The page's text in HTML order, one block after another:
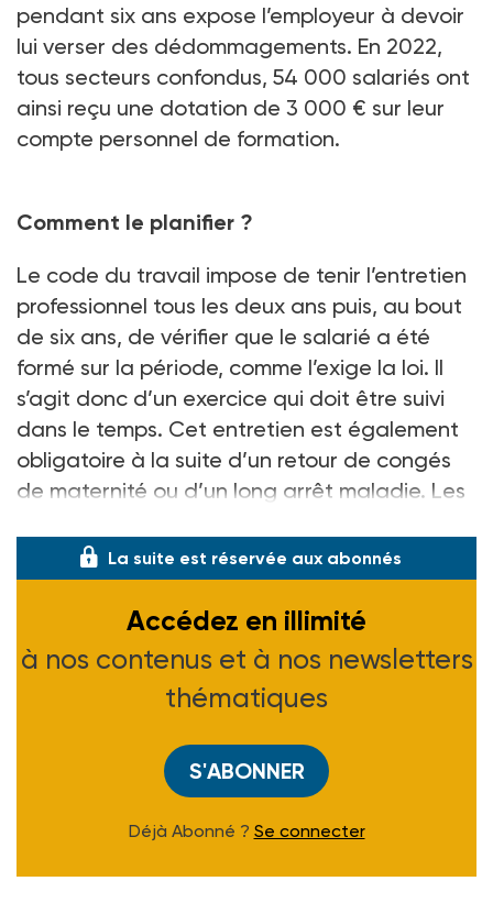
pendant six ans expose l’employeur à devoir
lui verser des dédommagements. En 2022,
tous secteurs confondus, 54 000 salariés ont
ainsi reçu une dotation de 3 000 € sur leur
compte personnel de formation.
Comment le planifier ?
Le code du travail impose de tenir l’entretien
professionnel tous les deux ans puis, au bout
de six ans, de vérifier que le salarié a été
formé sur la période, comme l’exige la loi. Il
s’agit donc d’un exercice qui doit être suivi
dans le temps. Cet entretien est également
obligatoire à la suite d’un retour de congés
de maternité ou d’un long arrêt maladie. Les
La suite est réservée aux abonnés
Accédez en illimité
à nos contenus et à nos newsletters
thématiques
S'ABONNER
Déjà Abonné ? Se connecter